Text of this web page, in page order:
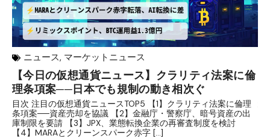
ニュース, マーケットニュース
【今日の仮想通貨ニュース】クラリティ法案に倫
理条項案──日本でも規制の動き相次ぐ
目次 注目の仮想通貨ニュースTOP5 【1】クラリティ法案に倫理
条項案──資産売却を協議 【2】金融庁・警察庁、暗号資産の出
庫制限を要請 【3】JPX、業態転換企業の再審査制度を検討
【4】MARAとクリーンスパーク赤字 […]